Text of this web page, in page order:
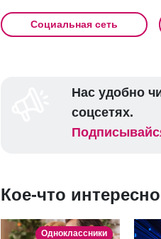
Социальная сеть
Нас удобно
соцсетях.
Кое-что
Одноклассники